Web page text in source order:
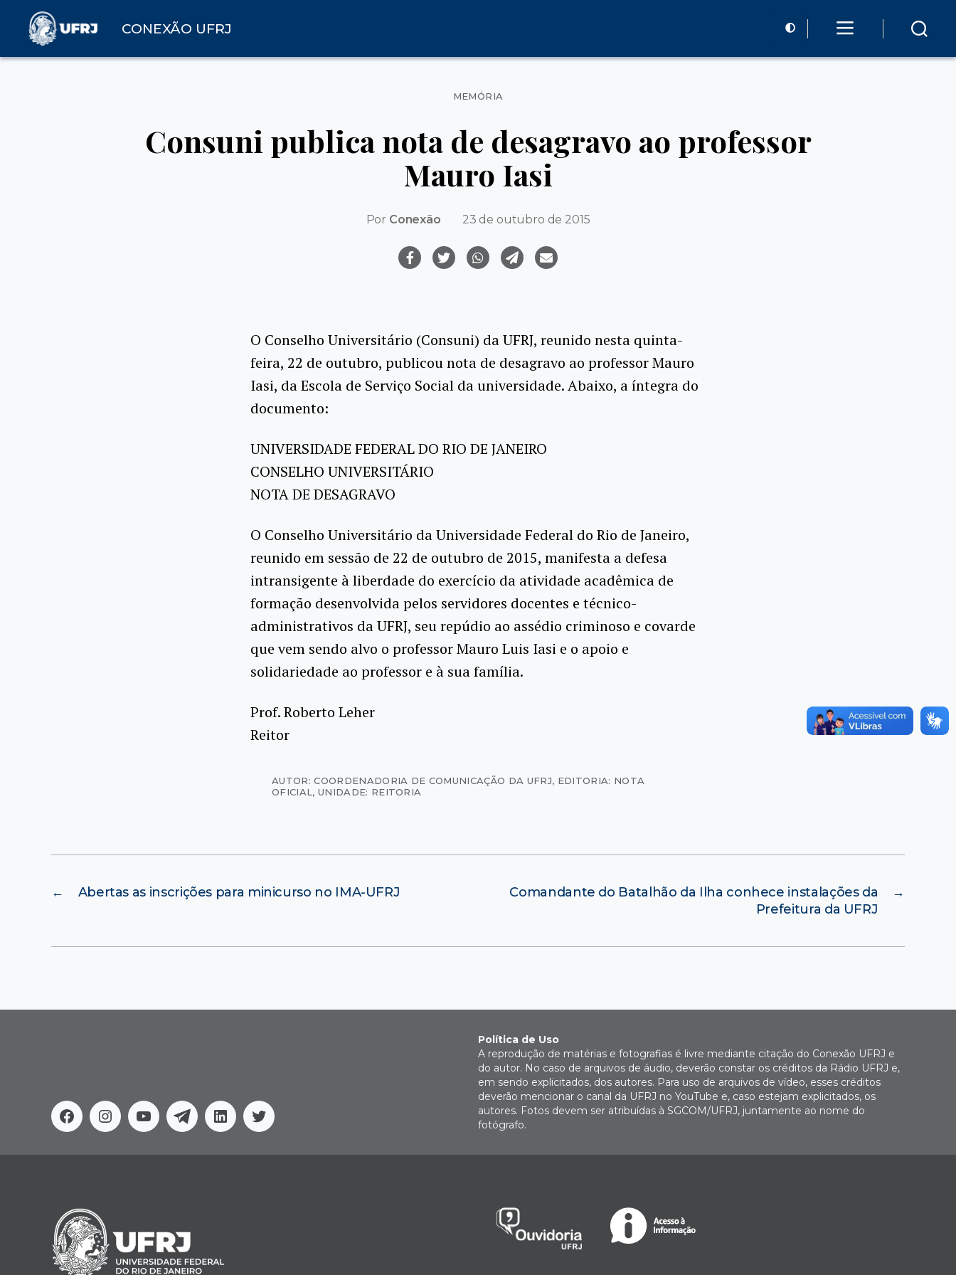
CONEXÃO UFRJ
Categorias
MEMÓRIA
Consuni publica nota de desagravo ao professor
Mauro Iasi
Por Conexão 23 de outubro de 2015
O Conselho Universitário (Consuni) da UFRJ, reunido nesta quinta-
feira, 22 de outubro, publicou nota de desagravo ao professor Mauro
Iasi, da Escola de Serviço Social da universidade. Abaixo, a íntegra do
documento:
UNIVERSIDADE FEDERAL DO RIO DE JANEIRO
CONSELHO UNIVERSITÁRIO
NOTA DE DESAGRAVO
O Conselho Universitário da Universidade Federal do Rio de Janeiro,
reunido em sessão de 22 de outubro de 2015, manifesta a defesa
intransigente à liberdade do exercício da atividade acadêmica de
formação desenvolvida pelos servidores docentes e técnico-
administrativos da UFRJ, seu repúdio ao assédio criminoso e covarde
que vem sendo alvo o professor Mauro Luis Iasi e o apoio e
solidariedade ao professor e à sua família.
Prof. Roberto Leher
Reitor
AUTOR: COORDENADORIA DE COMUNICAÇÃO DA UFRJ, EDITORIA: NOTA
OFICIAL , UNIDADE: REITORIA
← Abertas as inscrições para minicurso no IMA-UFRJ →
Comandante do Batalhão da Ilha conhece instalações da
Prefeitura da UFRJ
FacebookInstagram
YoutubeTelegramLinkedinTwitter
Política de Uso
A reprodução de matérias e fotografias é livre mediante citação do Conexão UFRJ e
do autor. No caso de arquivos de áudio, deverão constar os créditos da Rádio UFRJ e,
em sendo explicitados, dos autores. Para uso de arquivos de vídeo, esses créditos
deverão mencionar o canal da UFRJ no YouTube e, caso estejam explicitados, os
autores. Fotos devem ser atribuídas à SGCOM/UFRJ, juntamente ao nome do
fotógrafo.